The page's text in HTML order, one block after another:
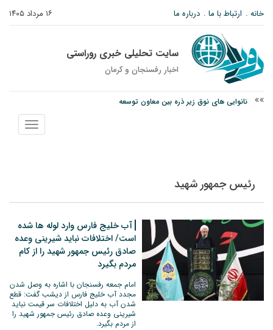
۱۶ مرداد ۱۴۰۵ خانه ارتباط با ما درباره ما
سایت تحلیلی خبری روراستی
اخبار رفسنجان و كرمان
نانوایی های نوق زیر ذره بین معاون توسعه
نمایش
منو
رئیس جمهور شهید
آب خلیج فارس وارد لوله ها شده
است/ اختلافات نباید شیرینی وعده
صادق رئیس جمهور شهید را از کام
مردم بگیرد
امام جمعه رفسنجان با اشاره به وصل شدن
مجدد آب خلیج فارس از دیشب گفت: قطع
شدن آب به دلیل اختلافات سر قیمت نباید
شیرینی وعده صادق رئیس جمهور شهید را
از مردم بگیرد‌.